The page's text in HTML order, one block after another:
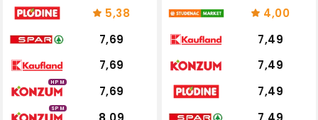
5,38
7,69
7,69
HPM
7,69
SPM
4,00
7,49
7,49
7,49